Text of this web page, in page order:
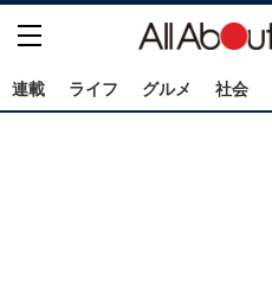
連載 ライフ グルメ 社会